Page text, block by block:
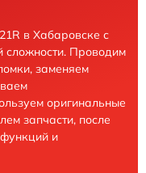
в Хабаровске с
сложности. Проводим
заменяем
оригинальные
запчасти, после
и